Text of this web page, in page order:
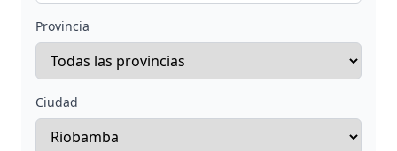
Provincia
Ciudad